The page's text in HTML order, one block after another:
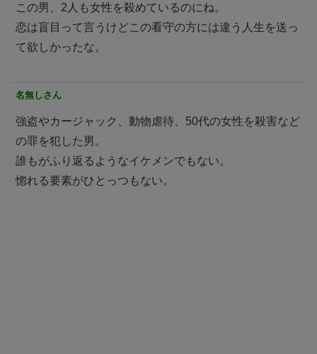
この男、2人も女性を殺めているのにね。
恋は盲目って言うけどこの看守の方には違う人生を送っ
て欲しかったな。
名無しさん
強盗やカージャック、動物虐待、50代の女性を殺害など
の罪を犯した男。
誰もがふり返るようなイケメンでもない。
惚れる要素がひとっつもない。